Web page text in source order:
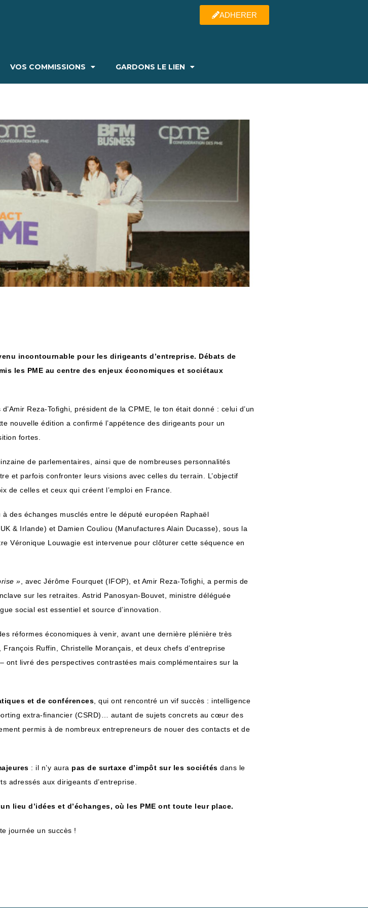
ADHERER
VOS COMMISSIONS GARDONS LE LIEN
incontournable pour les dirigeants d’entreprise. Débats de
les PME au centre des enjeux économiques et sociétaux
Reza-Tofighi, président de la CPME, le ton était donné : celui d’un
nouvelle édition a confirmé l’appétence des dirigeants pour un
fortes.
de parlementaires, ainsi que de nombreuses personnalités
et parfois confronter leurs visions avec celles du terrain. L’objectif
de celles et ceux qui créent l’emploi en France.
à des échanges musclés entre le député européen Raphaël
& Irlande) et Damien Couliou (Manufactures Alain Ducasse), sous la
Véronique Louwagie est intervenue pour clôturer cette séquence en
» , avec Jérôme Fourquet (IFOP), et Amir Reza-Tofighi, a permis de
sur les retraites. Astrid Panosyan-Bouvet, ministre déléguée
social est essentiel et source d’innovation.
réformes économiques à venir, avant une dernière plénière très
François Ruffin, Christelle Morançais, et deux chefs d’entreprise
livré des perspectives contrastées mais complémentaires sur la
et de conférences , qui ont rencontré un vif succès : intelligence
extra-financier (CSRD)… autant de sujets concrets au cœur des
permis à de nombreux entrepreneurs de nouer des contacts et de
: il n’y aura pas de surtaxe d’impôt sur les sociétés dans le
adressés aux dirigeants d’entreprise.
lieu d’idées et d’échanges, où les PME ont toute leur place.
journée un succès !